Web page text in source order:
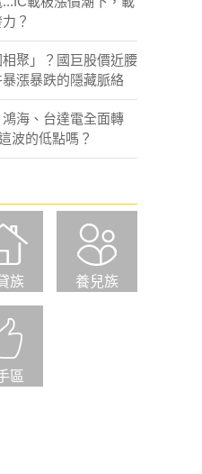
？
相聚」？國巨股價近腰
漲暴跌的隱藏脈絡
海、台達電全面轉
波的低點嗎？
族 養兒族
區